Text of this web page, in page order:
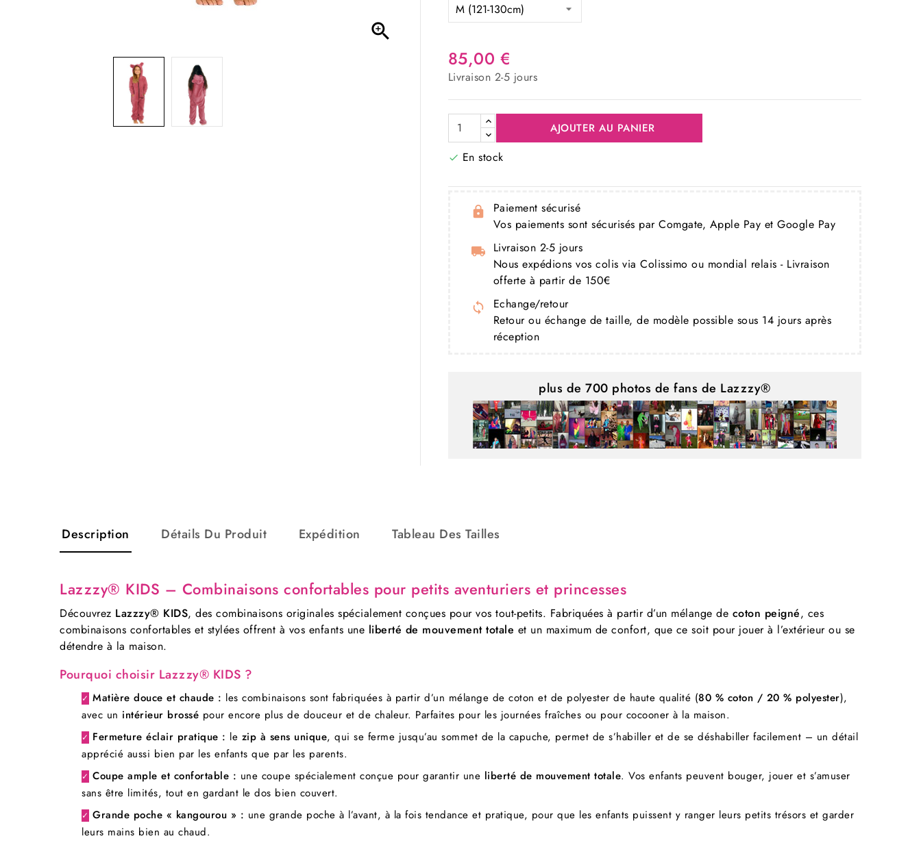

85,00 €
Livraison 2-5 jours
AJOUTER AU PANIER
 En stock
Paiement sécurisé
Vos paiements sont sécurisés par Comgate, Apple Pay et Google Pay
Livraison 2-5 jours
Nous expédions vos colis via Colissimo ou mondial relais - Livraison
offerte à partir de 150€
Echange/retour
Retour ou échange de taille, de modèle possible sous 14 jours après
réception
plus de 700 photos de fans de Lazzzy®
Description Détails Du Produit Expédition Tableau Des Tailles
Lazzzy® KIDS – Combinaisons confortables pour petits aventuriers et princesses
Découvrez Lazzzy® KIDS, des combinaisons originales spécialement conçues pour vos tout-petits. Fabriquées à partir d’un mélange de coton peigné, ces
combinaisons confortables et stylées offrent à vos enfants une liberté de mouvement totale et un maximum de confort, que ce soit pour jouer à l’extérieur ou se
détendre à la maison.
Pourquoi choisir Lazzzy® KIDS ?
✓ Matière douce et chaude : les combinaisons sont fabriquées à partir d’un mélange de coton et de polyester de haute qualité (80 % coton / 20 % polyester),
avec un intérieur brossé pour encore plus de douceur et de chaleur. Parfaites pour les journées fraîches ou pour cocooner à la maison.
✓ Fermeture éclair pratique : le zip à sens unique, qui se ferme jusqu’au sommet de la capuche, permet de s’habiller et de se déshabiller facilement – un détail
apprécié aussi bien par les enfants que par les parents.
✓ Coupe ample et confortable : une coupe spécialement conçue pour garantir une liberté de mouvement totale. Vos enfants peuvent bouger, jouer et s’amuser
sans être limités, tout en gardant le dos bien couvert.
✓ Grande poche « kangourou » : une grande poche à l’avant, à la fois tendance et pratique, pour que les enfants puissent y ranger leurs petits trésors et garder
leurs mains bien au chaud.